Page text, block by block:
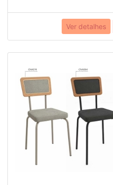
Ver detalhes